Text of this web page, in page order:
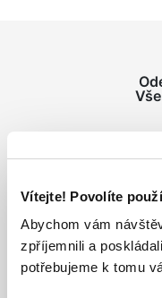
Vítejte! Povolíte
Abychom vám
zpříjemnili a
potřebujeme k tomu
do